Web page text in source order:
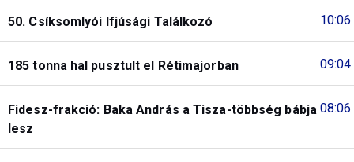
10:06
50. Csíksomlyói Ifjúsági Találkozó
09:04
185 tonna hal pusztult el Rétimajorban
08:06
Fidesz-frakció: Baka András a Tisza-többség bábja
lesz